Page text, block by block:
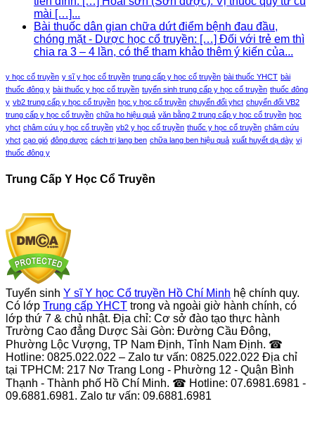
mài […]...
Bài thuốc dân gian chữa dứt điểm bệnh đau đầu,
chóng mặt - Dược học cổ truyền: […] Đối với trẻ em thì
chia ra 3 – 4 lần, có thể tham khảo thêm ý kiến của...
y học cổ truyền y sĩ y học cổ truyền trung cấp y học cổ truyền bài thuốc YHCT bài
thuốc đông y bài thuốc y học cổ truyền tuyển sinh trung cấp y học cổ truyền thuốc đông
y vb2 trung cấp y học cổ truyền học y học cổ truyền chuyển đổi yhct chuyển đổi VB2
trung cấp y học cổ truyền chữa ho hiệu quả văn bằng 2 trung cấp y học cổ truyền học
yhct châm cứu y học cổ truyền vb2 y học cổ truyền thuốc y học cổ truyền châm cứu
yhct cạo gió đông dược cách trị lang ben chữa lang ben hiệu quả xuất huyết dạ dày vị
thuốc đông y
Trung Cấp Y Học Cổ Truyền
Tuyển sinh Y sĩ Y học Cổ truyền Hồ Chí Minh hệ chính quy.
Có lớp Trung cấp YHCT trong và ngoài giờ hành chính, có
lớp thứ 7 & chủ nhật. Địa chỉ: Cơ sở đào tạo thực hành
Trường Cao đẳng Dược Sài Gòn: Đường Cầu Đông,
Phường Lộc Vượng, TP Nam Định, Tỉnh Nam Định. ☎
Hotline: 0825.022.022 – Zalo tư vấn: 0825.022.022 Địa chỉ
tại TPHCM: 217 Nơ Trang Long - Phường 12 - Quận Bình
Thạnh - Thành phố Hồ Chí Minh. ☎ Hotline: 07.6981.6981 -
09.6881.6981. Zalo tư vấn: 09.6881.6981